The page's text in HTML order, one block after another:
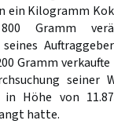
ein Kilogramm
Gramm
Gramm
seiner
Höhe von
hatte.